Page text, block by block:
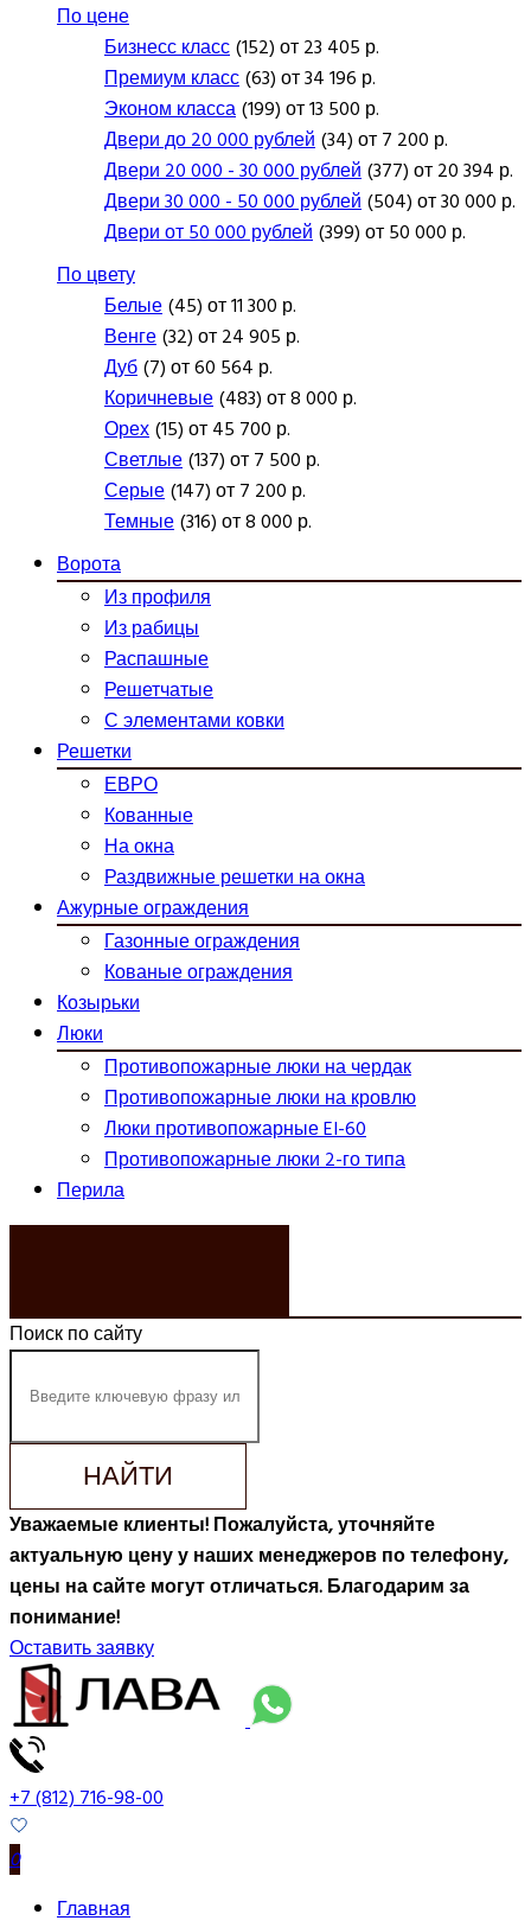
По цене
Бизнесс класс(152) от 23 405 р.
Премиум класс(63) от 34 196 р.
Эконом класса(199) от 13 500 р.
Двери до 20 000 рублей(34) от 7 200 р.
Двери 20 000 - 30 000 рублей(377) от 20 394 р.
Двери 30 000 - 50 000 рублей(504) от 30 000 р.
Двери от 50 000 рублей(399) от 50 000 р.
По цвету
Белые(45) от 11 300 р.
Венге(32) от 24 905 р.
Дуб(7) от 60 564 р.
Коричневые(483) от 8 000 р.
Орех(15) от 45 700 р.
Светлые(137) от 7 500 р.
Серые(147) от 7 200 р.
Темные(316) от 8 000 р.
Ворота
Из профиля
Из рабицы
Распашные
Решетчатые
С элементами ковки
Решетки
ЕВРО
Кованные
На окна
Раздвижные решетки на окна
Ажурные ограждения
Газонные ограждения
Кованые ограждения
Козырьки
Люки
Противопожарные люки на чердак
Противопожарные люки на кровлю
Люки противопожарные EI-60
Противопожарные люки 2-го типа
Перила
Поиск по сайту
НАЙТИ
Уважаемые клиенты! Пожалуйста, уточняйте
актуальную цену у наших менеджеров по телефону,
цены на сайте могут отличаться. Благодарим за
понимание!
Оставить заявку
+7 (812) 716-98-00
0
Главная